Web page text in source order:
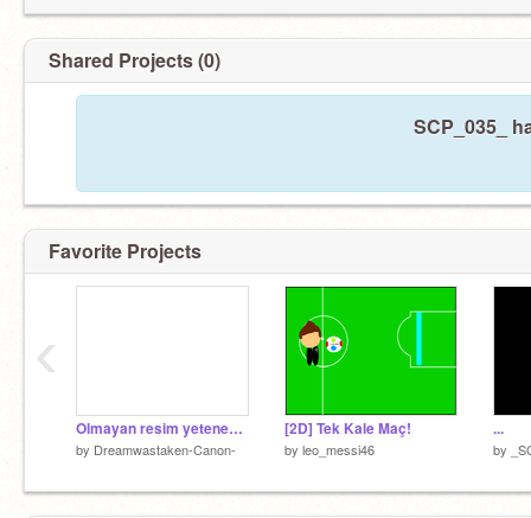
Shared Projects (0)
SCP_035_
Favorite Projects
Olmayan resim yeteneğim
by Dreamwastaken-Canon-
[2D] Tek Kale Maç!
by leo_messi46
...
by
‹